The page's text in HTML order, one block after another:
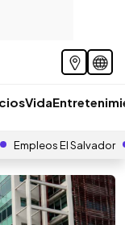
Vida
Empleos El Salvador